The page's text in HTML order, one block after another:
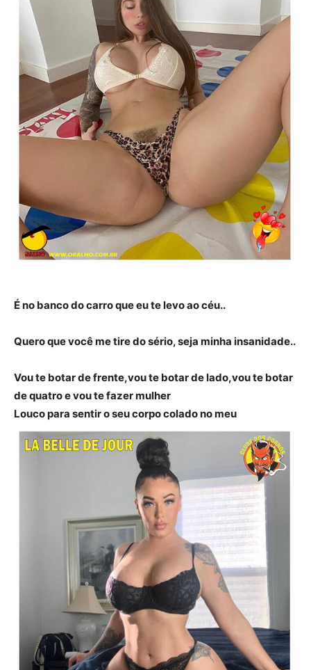
É no banco do carro que eu te levo ao céu..
Quero que você me tire do sério, seja minha insanidade..
Vou te botar de frente,vou te botar de lado,vou te botar
de quatro e vou te fazer mulher
Louco para sentir o seu corpo colado no meu